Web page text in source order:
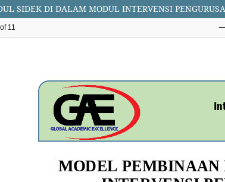
SIDEK DI DALAM MODUL INTERVENSI